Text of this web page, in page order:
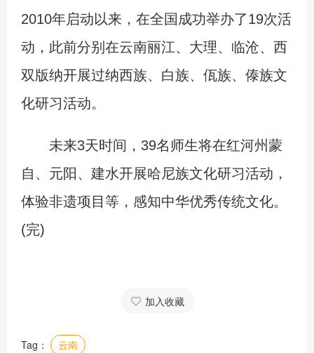
2010年启动以来，在全国成功举办了19次活
动，此前分别在云南丽江、大理、临沧、西
双版纳开展过纳西族、白族、佤族、傣族文
化研习活动。
未来3天时间，39名师生将在红河州蒙
自、元阳、建水开展哈尼族文化研习活动，
体验非遗项目等，感知中华优秀传统文化。
(完)
加入收藏
Tag： 云南